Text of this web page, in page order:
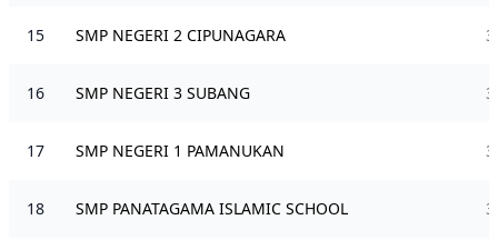
15 SMP NEGERI 2 CIPUNAGARA 3
16 SMP NEGERI 3 SUBANG 3
17 SMP NEGERI 1 PAMANUKAN 3
18 SMP PANATAGAMA ISLAMIC SCHOOL 3